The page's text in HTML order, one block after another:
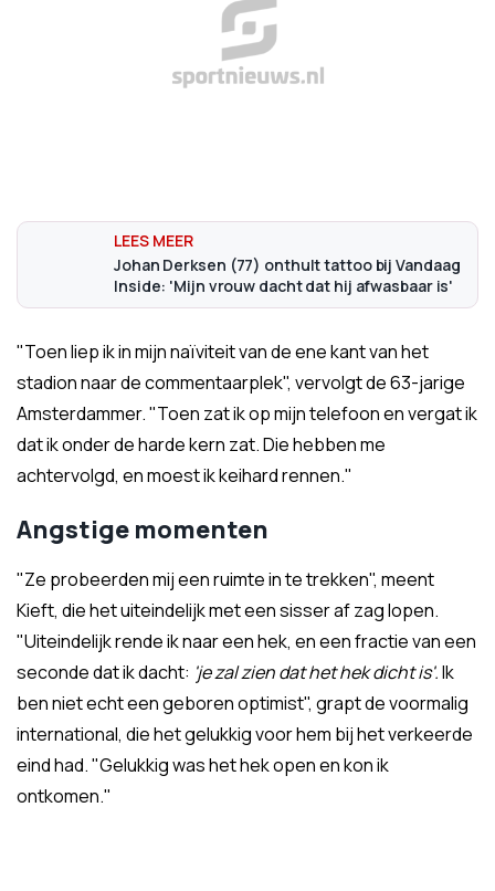
Johan Derksen (77) onthult tattoo bij Vandaag
Inside: 'Mijn vrouw dacht dat hij afwasbaar is'
"Toen liep ik in mijn naïviteit van de ene kant van het
stadion naar de commentaarplek", vervolgt de 63-jarige
Amsterdammer. "Toen zat ik op mijn telefoon en vergat ik
dat ik onder de harde kern zat. Die hebben me
achtervolgd, en moest ik keihard rennen."
Angstige momenten
"Ze probeerden mij een ruimte in te trekken", meent
Kieft, die het uiteindelijk met een sisser af zag lopen.
"Uiteindelijk rende ik naar een hek, en een fractie van een
seconde dat ik dacht: 'je zal zien dat het hek dicht is'.Ik
ben niet echt een geboren optimist", grapt de voormalig
international, die het gelukkig voor hem bij het verkeerde
eind had. "Gelukkig was het hek open en kon ik
ontkomen."